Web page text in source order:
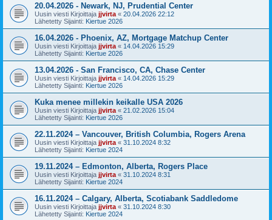
20.04.2026 - Newark, NJ, Prudential Center
Uusin viesti Kirjoittaja jjvirta « 20.04.2026 22:12
Lähetetty Sijainti: Kiertue 2026
16.04.2026 - Phoenix, AZ, Mortgage Matchup Center
Uusin viesti Kirjoittaja jjvirta « 14.04.2026 15:29
Lähetetty Sijainti: Kiertue 2026
13.04.2026 - San Francisco, CA, Chase Center
Uusin viesti Kirjoittaja jjvirta « 14.04.2026 15:29
Lähetetty Sijainti: Kiertue 2026
Kuka menee millekin keikalle USA 2026
Uusin viesti Kirjoittaja jjvirta « 21.02.2026 15:04
Lähetetty Sijainti: Kiertue 2026
22.11.2024 – Vancouver, British Columbia, Rogers Arena
Uusin viesti Kirjoittaja jjvirta « 31.10.2024 8:32
Lähetetty Sijainti: Kiertue 2024
19.11.2024 – Edmonton, Alberta, Rogers Place
Uusin viesti Kirjoittaja jjvirta « 31.10.2024 8:31
Lähetetty Sijainti: Kiertue 2024
16.11.2024 – Calgary, Alberta, Scotiabank Saddledome
Uusin viesti Kirjoittaja jjvirta « 31.10.2024 8:30
Lähetetty Sijainti: Kiertue 2024